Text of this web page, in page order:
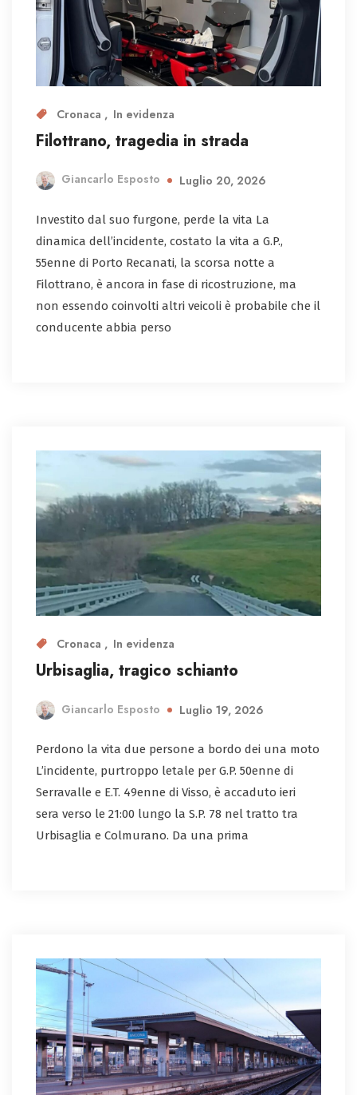
Cronaca In evidenza
Filottrano, tragedia in strada
Giancarlo Esposto Luglio 20, 2026
Investito dal suo furgone, perde la vita La
dinamica dell’incidente, costato la vita a G.P.,
55enne di Porto Recanati, la scorsa notte a
Filottrano, è ancora in fase di ricostruzione, ma
non essendo coinvolti altri veicoli è probabile che il
conducente abbia perso
Cronaca In evidenza
Urbisaglia, tragico schianto
Giancarlo Esposto Luglio 19, 2026
Perdono la vita due persone a bordo dei una moto
L’incidente, purtroppo letale per G.P. 50enne di
Serravalle e E.T. 49enne di Visso, è accaduto ieri
sera verso le 21:00 lungo la S.P. 78 nel tratto tra
Urbisaglia e Colmurano. Da una prima